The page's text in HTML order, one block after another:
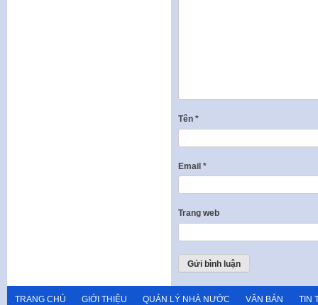
Tên *
Email *
Trang web
TRANG CHỦ GIỚI THIỆU QUẢN LÝ NHÀ NƯỚC VĂN BẢN TIN